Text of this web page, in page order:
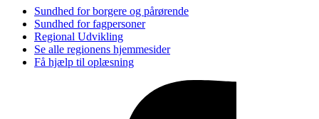
Sundhed for borgere og pårørende
Sundhed for fagpersoner
Regional Udvikling
Se alle regionens hjemmesider
Få hjælp til oplæsning